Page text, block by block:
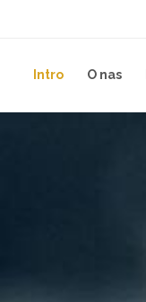
Intro O nas